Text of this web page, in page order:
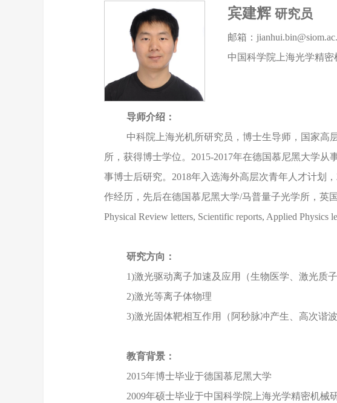
宾建辉研究员
邮箱：
中国科学院上海光学精密
导师介绍：
中科院上海光机所研究员，博士生导师，国家高
所，获得博士学位。2015-2017年在德国慕尼黑大学
事博士后研究。2018年入选海外高层次青年人才计划
作经历，先后在德国慕尼黑大学/马普量子光学所，英
Physical Review letters, Scientific reports, Applied
研究方向：
1)激光驱动离子加速及应用（生物医学、激光质
2)激光等离子体物理
3)激光固体靶相互作用（阿秒脉冲产生、高次谐波
教育背景：
2015年博士毕业于德国慕尼黑大学
2009年硕士毕业于中国科学院上海光学精密机械